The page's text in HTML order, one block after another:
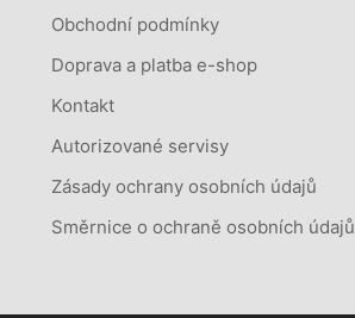
Obchodní podmínky
Doprava a platba e-shop
Kontakt
Autorizované servisy
Zásady ochrany osobních údajů
Směrnice o ochraně osobních údajů